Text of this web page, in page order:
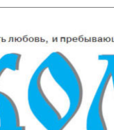
content